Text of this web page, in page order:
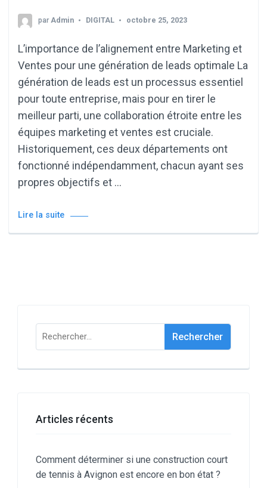
parAdmin DIGITAL octobre 25, 2023
L’importance de l’alignement entre Marketing et
Ventes pour une génération de leads optimale La
génération de leads est un processus essentiel
pour toute entreprise, mais pour en tirer le
meilleur parti, une collaboration étroite entre les
équipes marketing et ventes est cruciale.
Historiquement, ces deux départements ont
fonctionné indépendamment, chacun ayant ses
propres objectifs et …
Lire la suite
Rechercher :
Articles récents
Comment déterminer si une construction court
de tennis à Avignon est encore en bon état ?